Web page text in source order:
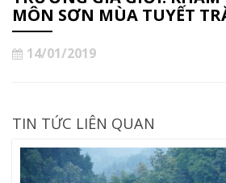
MÔN SƠN MÙA TUYẾT
14/01/2019
TIN TỨC LIÊN QUAN